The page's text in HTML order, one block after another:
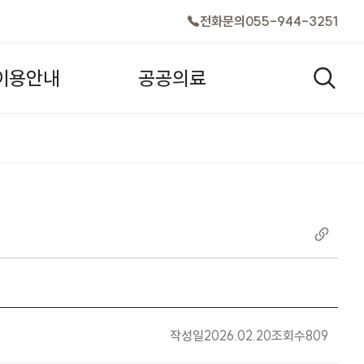
전화문의 055-944-3251
용안내 공공의료 검색창
작성일2026.02.20조회수809